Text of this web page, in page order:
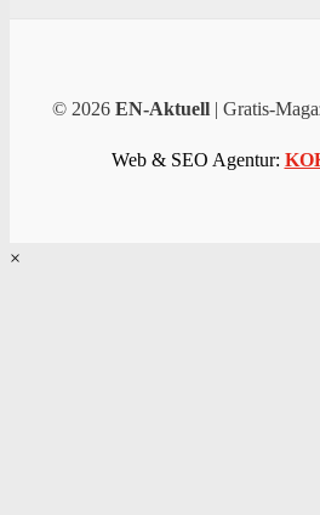
© 2026 EN-Aktuell | Gratis-
Web & SEO Agentur:
×